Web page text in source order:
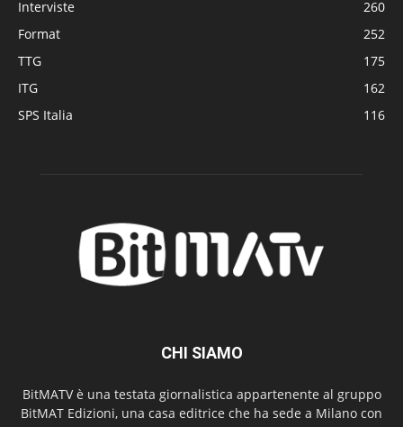
Interviste
260
Format
252
TTG
175
ITG
162
SPS Italia
116
CHI SIAMO
BitMATV è una testata giornalistica appartenente al gruppo
BitMAT Edizioni, una casa editrice che ha sede a Milano con